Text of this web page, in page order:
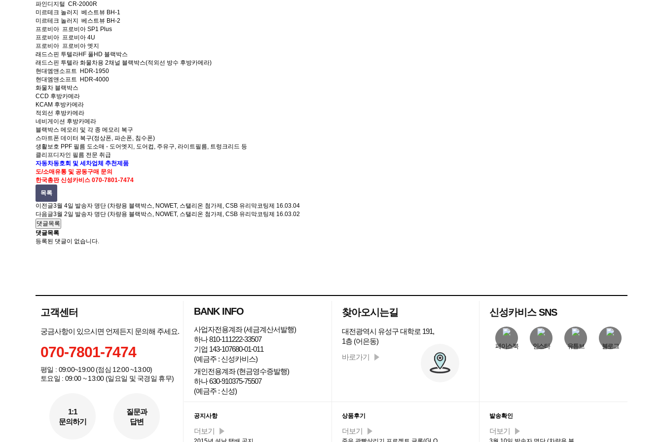
파인디지털 CR-2000R
미르테크 놀러지 베스트뷰 BH-1
미르테크 놀러지 베스트뷰 BH-2
프로비아 프로비아 SP1 Plus
프로비아 프로비아 4U
프로비아 프로비아 엣지
래드스핀 투텔라HF 풀HD 블랙박스
래드스핀 투텔라 화물차용 2채널 블랙박스(적외선 방수 후방카메라)
현대엠앤소프트 HDR-1950
현대엠앤소프트 HDR-4000
화물차 블랙박스
CCD 후방카메라
KCAM 후방카메라
적외선 후방카메라
네비게이션 후방카메라
블랙박스 메모리 및 각 종 메모리 복구
스마트폰 데이터 복구(정상폰, 파손폰, 침수폰)
생활보호 PPF 필름 도소매 - 도어엣지, 도어컵, 주유구, 라이트필름, 트렁크리드 등
클리프디자인 필름 전문 취급
자동차동호회 및 세차업체 추천제품
도/소매 유통 및 공동구매 문의
한국총판 신성카비스 070-7801-7474
목록
이전글3월 4일 발송자 명단 (차량용 블랙박스, NOWET, 스탤리온 첨가제, CSB 유리막코팅제 16.03.04
다음글3월 2일 발송자 명단 (차량용 블랙박스, NOWET, 스탤리온 첨가제, CSB 유리막코팅제 16.03.02
댓글목록
댓글목록
등록된 댓글이 없습니다.
고객센터
궁금사항이 있으시면 언제든지 문의해 주세요.
070-7801-7474
평일 : 09:00~19:00 (점심 12:00 ~13:00)
토요일 : 09:00 ~ 13:00 (일요일 및 국경일 휴무)
1:1
문의하기
질문과
답변
BANK INFO
사업자전용계좌 (세금계산서발행)
하나 810-111222-33507
기업 143-107680-01-011
(예금주 : 신성카비스)
개인전용계좌 (현금영수증발행)
하나 630-910375-75507
(예금주 : 신성)
찾아오시는길
대전광역시 유성구 대학로 191,
1층 (어은동)
바로가기
신성카비스 SNS
페이스북 인스타 유튜브 블로그
커뮤니티 최신글
공지사항
더보기
상품후기
더보기
발송확인
더보기